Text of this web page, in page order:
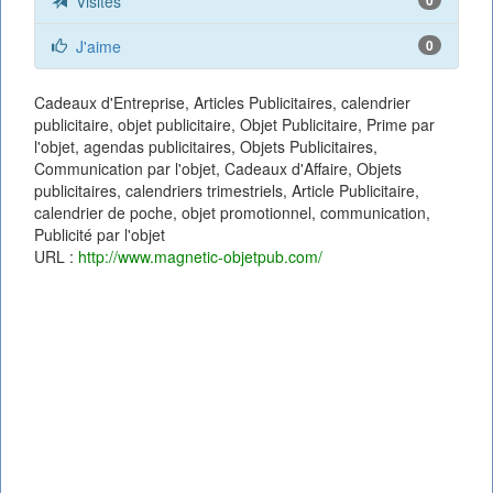
0
J'aime
Cadeaux d'Entreprise, Articles Publicitaires, calendrier
publicitaire, objet publicitaire, Objet Publicitaire, Prime par
l'objet, agendas publicitaires, Objets Publicitaires,
Communication par l'objet, Cadeaux d'Affaire, Objets
publicitaires, calendriers trimestriels, Article Publicitaire,
calendrier de poche, objet promotionnel, communication,
Publicité par l'objet
URL : http://www.magnetic-objetpub.com/